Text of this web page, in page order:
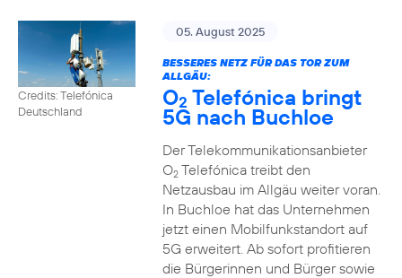
Credits: Telefónica
Deutschland
05. August 2025
BESSERES NETZ FÜR DAS TOR ZUM
ALLGÄU:
O2 Telefónica bringt
5G nach Buchloe
Der Telekommunikationsanbieter
O2Telefónica treibt den
Netzausbau im Allgäu weiter voran.
In Buchloe hat das Unternehmen
jetzt einen Mobilfunkstandort auf
5G erweitert. Ab sofort profitieren
die Bürgerinnen und Bürger sowie